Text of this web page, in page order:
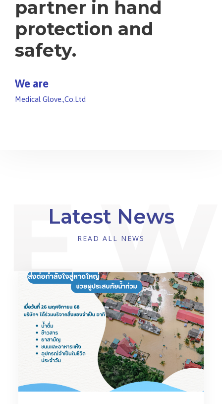
partner in hand
protection and
safety.
We are
Medical Glove.,Co.Ltd
Latest News
READ ALL NEWS